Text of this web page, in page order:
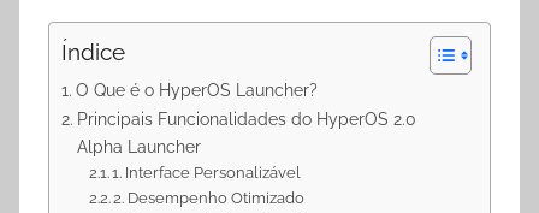
Índice
O Que é o HyperOS Launcher?
Principais Funcionalidades do HyperOS 2.0
Alpha Launcher
1. Interface Personalizável
2. Desempenho Otimizado